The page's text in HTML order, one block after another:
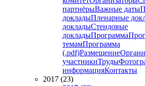
партнёрыВажные даты
докладыПленарные
докладыСтендовые
докладыПрограмма
темамПрограмма
(.pdf)Размещение
участникиТруды
информацияКонтакты
2017 (23)